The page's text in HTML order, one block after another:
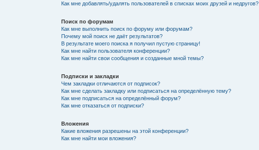
Как мне добавлять/удалять пользователей в списках моих друзей и недругов?
Поиск по форумам
Как мне выполнить поиск по форуму или форумам?
Почему мой поиск не даёт результатов?
В результате моего поиска я получил пустую страницу!
Как мне найти пользователя конференции?
Как мне найти свои сообщения и созданные мной темы?
Подписки и закладки
Чем закладки отличаются от подписок?
Как мне сделать закладку или подписаться на определённую тему?
Как мне подписаться на определённый форум?
Как мне отказаться от подписки?
Вложения
Какие вложения разрешены на этой конференции?
Как мне найти мои вложения?